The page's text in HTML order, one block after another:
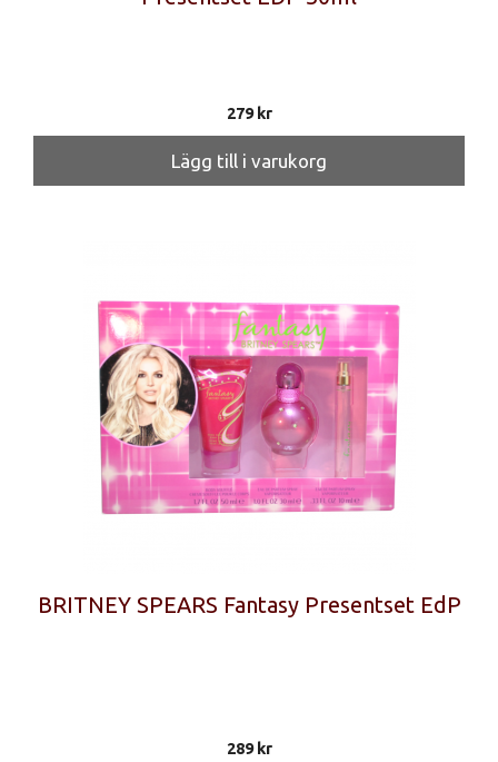
279kr
Lägg till i varukorg
BRITNEY SPEARS Fantasy Presentset EdP
289kr